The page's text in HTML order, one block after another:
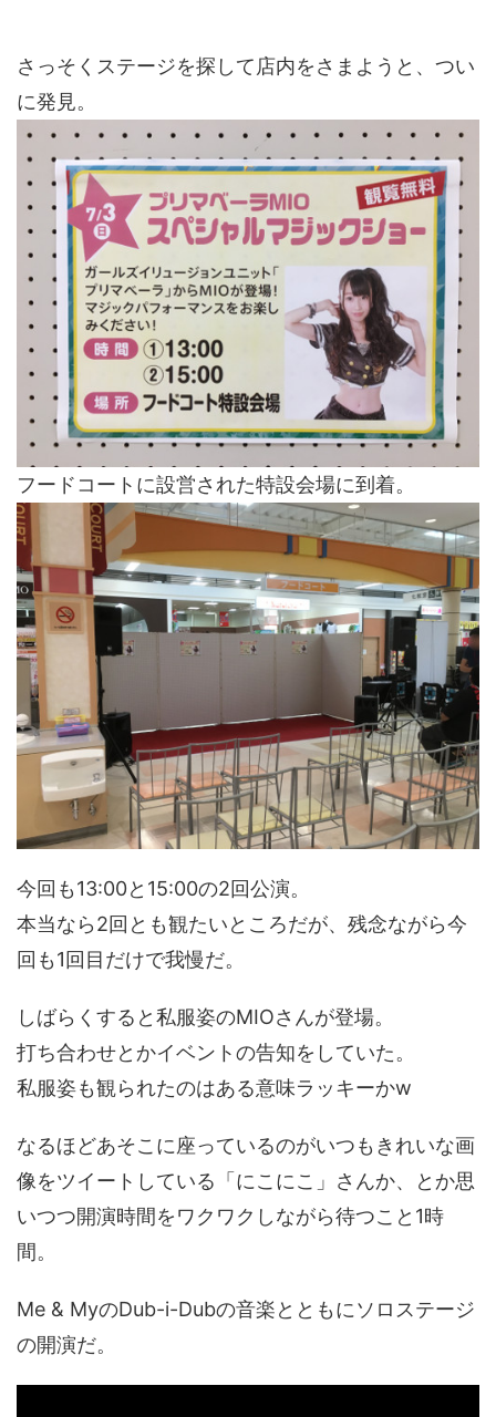
さっそくステージを探して店内をさまようと、つい
に発見。
フードコートに設営された特設会場に到着。
今回も13:00と15:00の2回公演。
本当なら2回とも観たいところだが、残念ながら今
回も1回目だけで我慢だ。
しばらくすると私服姿のMIOさんが登場。
打ち合わせとかイベントの告知をしていた。
私服姿も観られたのはある意味ラッキーかw
なるほどあそこに座っているのがいつもきれいな画
像をツイートしている「にこにこ」さんか、とか思
いつつ開演時間をワクワクしながら待つこと1時
間。
Me & MyのDub-i-Dubの音楽とともにソロステージ
の開演だ。